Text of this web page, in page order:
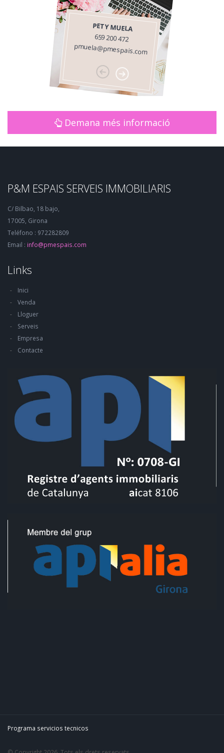
PETY MUELA
659 200 472
pmuela@pmespais.com
Demana més informació
P&M ESPAIS SERVEIS IMMOBILIARIS
C/ Bilbao, 18 bajo,
17005, Girona
Teléfono : 972282809
Email : info@pmespais.com
Links
Inici
Venda
Lloguer
Serveis
Empresa
Contacte
Programa servicios tecnicos